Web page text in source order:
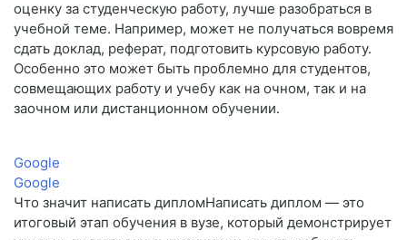
оценку за студенческую работу, лучше разобраться в
учебной теме. Например, может не получаться вовремя
сдать доклад, реферат, подготовить курсовую работу.
Особенно это может быть проблемно для студентов,
совмещающих работу и учебу как на очном, так и на
заочном или дистанционном обучении.
Google
Google
Что значит написать дипломНаписать диплом — это
итоговый этап обучения в вузе, который демонстрирует